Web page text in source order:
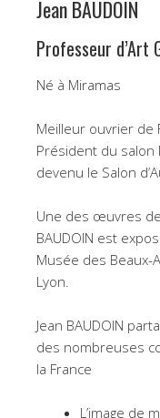
Jean BAUDOIN
Professeur d’Art
Né à Miramas
Meilleur ouvrier de
Président du salon
devenu le Salon
Une des œuvres de
BAUDOIN est
Musée des Beaux-
Lyon.
Jean BAUDOIN
des nombreuses
la France
L’image de